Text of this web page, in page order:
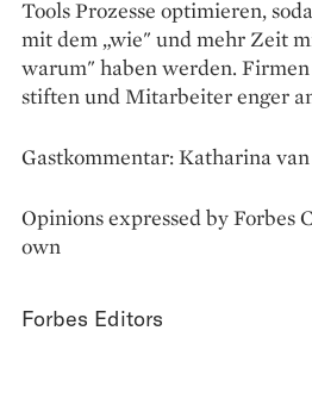
Tools Prozesse optimieren,
mit dem „wie" und mehr Zeit
warum" haben werden.
stiften und Mitarbeiter enger
Gastkommentar: Katharina
Opinions expressed by Forbes
own
Forbes Editors